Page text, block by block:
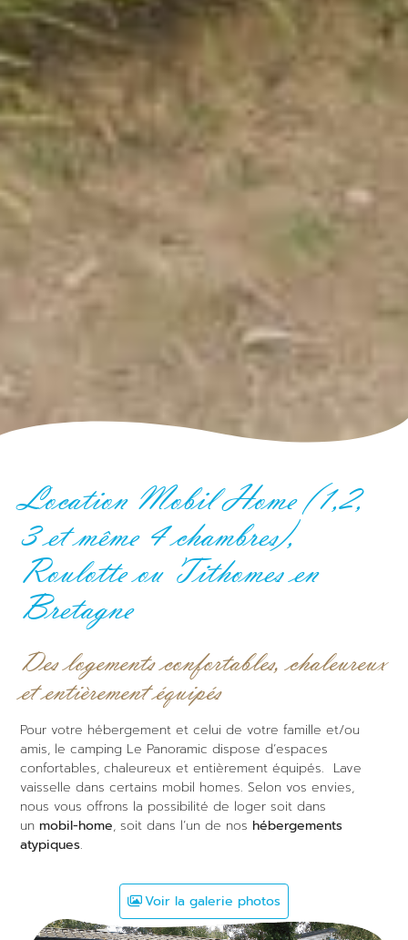
Location Mobil Home (1,2,
3 et même 4 chambres),
Roulotte ou Tithomes en
Bretagne
Des logements confortables, chaleureux
et entièrement équipés
Pour votre hébergement et celui de votre famille et/ou
amis, le camping Le Panoramic dispose d’espaces
confortables, chaleureux et entièrement équipés. Lave
vaisselle dans certains mobil homes. Selon vos envies,
nous vous offrons la possibilité de loger soit dans
un mobil-home, soit dans l’un de nos hébergements
atypiques.
Voir la galerie photos